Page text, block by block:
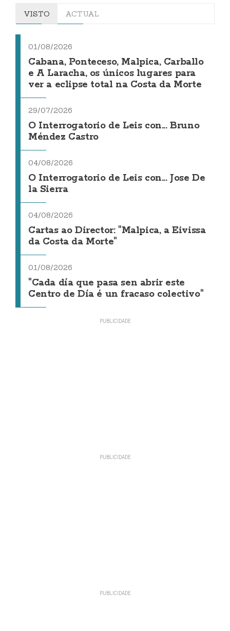
VISTO ACTUAL
01/08/2026
Cabana, Ponteceso, Malpica, Carballo
e A Laracha, os únicos lugares para
ver a eclipse total na Costa da Morte
29/07/2026
O Interrogatorio de Leis con... Bruno
Méndez Castro
04/08/2026
O Interrogatorio de Leis con... Jose De
la Sierra
04/08/2026
Cartas ao Director: "Malpica, a Eivissa
da Costa da Morte"
01/08/2026
"Cada día que pasa sen abrir este
Centro de Día é un fracaso colectivo"